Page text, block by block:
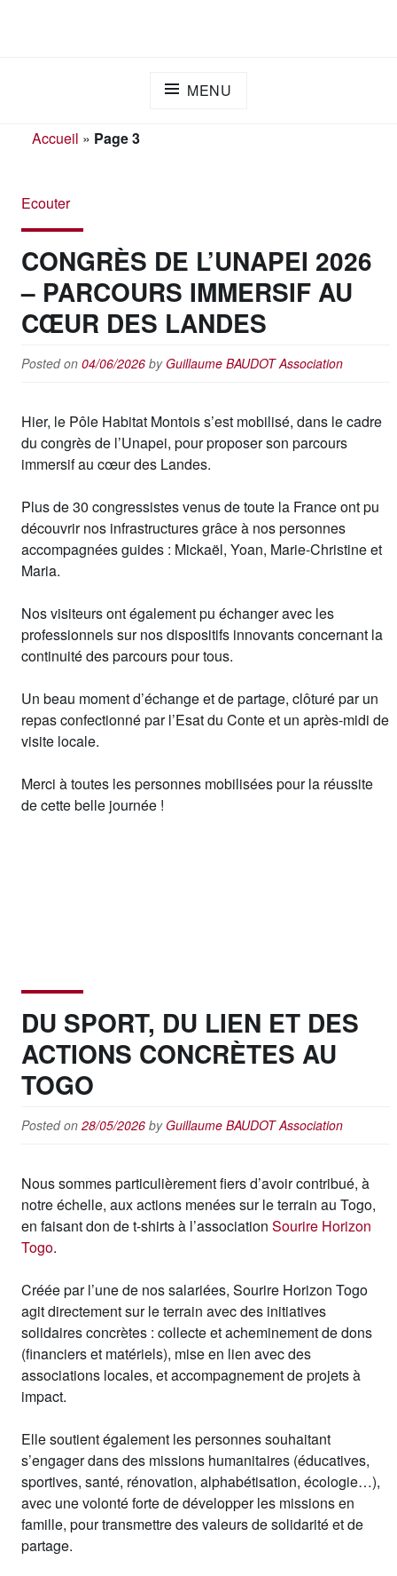
MENU
Accueil » Page 3
Ecouter
CONGRÈS DE L’UNAPEI 2026
– PARCOURS IMMERSIF AU
CŒUR DES LANDES
Posted on04/06/2026 by Guillaume BAUDOT Association
Hier, le Pôle Habitat Montois s’est mobilisé, dans le cadre
du congrès de l’Unapei, pour proposer son parcours
immersif au cœur des Landes.
Plus de 30 congressistes venus de toute la France ont pu
découvrir nos infrastructures grâce à nos personnes
accompagnées guides : Mickaël, Yoan, Marie-Christine et
Maria.
Nos visiteurs ont également pu échanger avec les
professionnels sur nos dispositifs innovants concernant la
continuité des parcours pour tous.
Un beau moment d’échange et de partage, clôturé par un
repas confectionné par l’Esat du Conte et un après-midi de
visite locale.
Merci à toutes les personnes mobilisées pour la réussite
de cette belle journée !
DU SPORT, DU LIEN ET DES
ACTIONS CONCRÈTES AU
TOGO
Posted on28/05/2026 by Guillaume BAUDOT Association
Nous sommes particulièrement fiers d’avoir contribué, à
notre échelle, aux actions menées sur le terrain au Togo,
en faisant don de t-shirts à l’associationSourire Horizon
Togo.
Créée par l’une de nos salariées, Sourire Horizon Togo
agit directement sur le terrain avec des initiatives
solidaires concrètes : collecte et acheminement de dons
(financiers et matériels), mise en lien avec des
associations locales, et accompagnement de projets à
impact.
Elle soutient également les personnes souhaitant
s’engager dans des missions humanitaires (éducatives,
sportives, santé, rénovation, alphabétisation, écologie…),
avec une volonté forte de développer les missions en
famille, pour transmettre des valeurs de solidarité et de
partage.